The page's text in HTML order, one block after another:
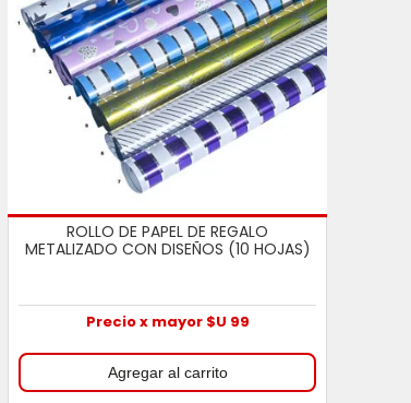
ROLLO DE PAPEL DE REGALO
METALIZADO CON DISEÑOS (10 HOJAS)
Precio x mayor $U 99